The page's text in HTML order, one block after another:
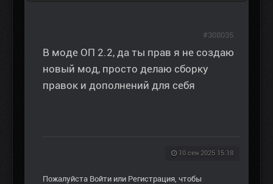
В моде ОП 2.2, да ты прав я не создаю
новый мод, просто делаю сборку
правок и дополнений для себя
10 сен 2025 15:18
#308035
Пожалуйста Войти или Регистрация , чтобы